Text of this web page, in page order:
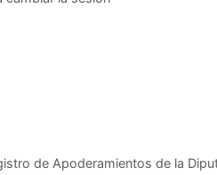
de Apoderamientos de la